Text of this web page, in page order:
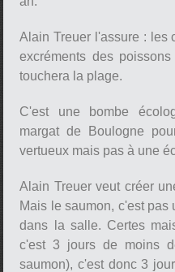
Alain Treuer l'assure : les
excréments des
touchera la plage.
C'est une bombe
margat de Boulogne
vertueux mais pas à une
Alain Treuer veut créer
Mais le saumon, c'est
dans la salle. Certes
c'est 3 jours de moins
saumon), c'est donc 3